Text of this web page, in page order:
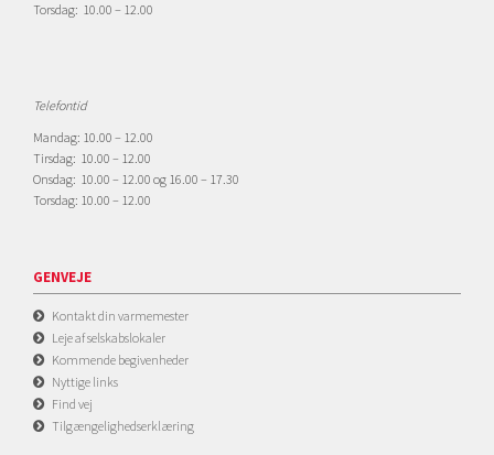
Torsdag: 10.00 – 12.00
Telefontid
Mandag: 10.00 – 12.00
Tirsdag: 10.00 – 12.00
Onsdag: 10.00 – 12.00 og 16.00 – 17.30
Torsdag: 10.00 – 12.00
GENVEJE
Kontakt din varmemester
Leje af selskabslokaler
Kommende begivenheder
Nyttige links
Find vej
Tilgængelighedserklæring